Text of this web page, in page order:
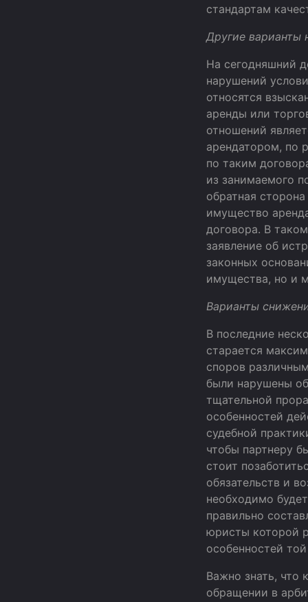
стандартам
Другие
На сегодняшний
нарушений
относятся
аренды или
отношений
арендатором, по
по таким
из занимаемого
обратная
имущество
договора. В
заявление об
законных
имущества, но и
Варианты
В последние
старается
споров
были нарушены
тщательной
особенностей
судебной
чтобы партнеру
стоит
обязательств и
необходимо
правильно
юристы которой
особенностей
Важно знать, что
обращении в